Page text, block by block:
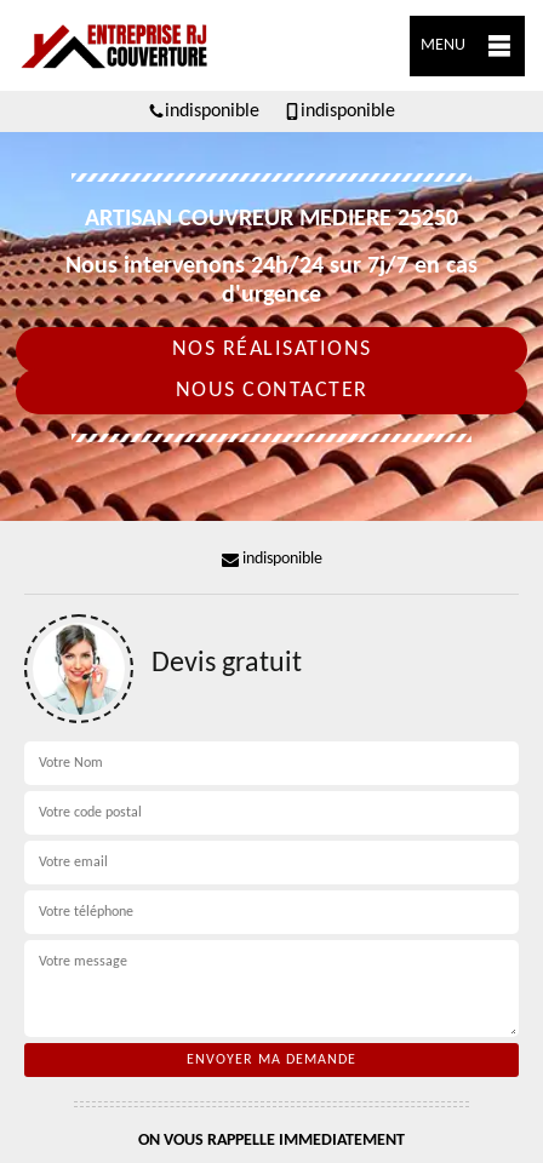
MENU
indisponible indisponible
ARTISAN COUVREUR MEDIERE 25250
Nous intervenons 24h/24 sur 7j/7 en cas
d'urgence
NOS RÉALISATIONS
NOUS CONTACTER
indisponible
Devis gratuit
ON VOUS RAPPELLE IMMEDIATEMENT